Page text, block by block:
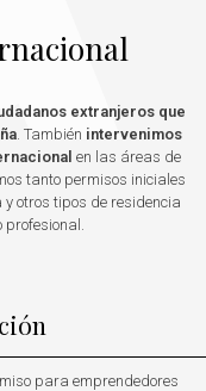
extranjeros que
. También intervenimos
en las áreas de
tanto permisos iniciales
y otros tipos de residencia
profesional.
para emprendedores